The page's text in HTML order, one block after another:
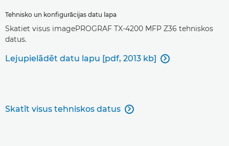
Tehnisko un konfigurācijas datu lapa
Skatiet visus imagePROGRAF TX-4200 MFP Z36 tehniskos
datus.
Lejupielādēt datu lapu [pdf, 2013 kb] 
Skatīt visus tehniskos datus 